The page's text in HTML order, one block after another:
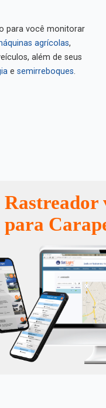
para você monitorar
agrícolas,
além de seus
e semirreboques.
Rastreador
para